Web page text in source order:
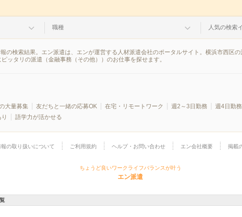
職種 人気の検索
の検索結果。エン派遣は、エンが運営する人材派遣会社のポータルサイト。横浜市西区の
ッタリの派遣（金融事務（その他））のお仕事を探せます。
大量募集 友だちと一緒の応募OK 在宅・リモートワーク 週2～3日勤務 週4日勤務
語学力が活かせる
の取り扱いについて ご利用規約 ヘルプ・お問い合わせ エン会社概要 掲載
ちょうど良いワークライフバランスが叶う
エン派遣